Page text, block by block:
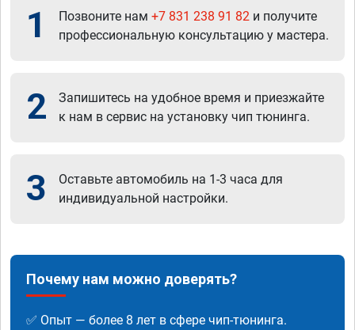
1 Позвоните нам +7 831 238 91 82 и получите
профессиональную консультацию у мастера.
2
Запишитесь на удобное время и приезжайте
к нам в сервис на установку чип тюнинга.
3
Оставьте автомобиль на 1-3 часа для
индивидуальной настройки.
Почему нам можно доверять?
✅ Опыт — более 8 лет в сфере чип-тюнинга.